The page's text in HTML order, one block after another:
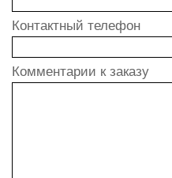
Контактный телефон
Комментарии к заказу